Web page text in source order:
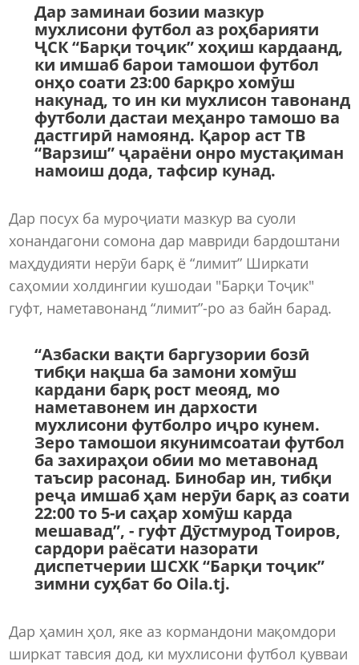
Дар заминаи бозии мазкур
мухлисони футбол аз роҳбарияти
ҶСК “Барқи тоҷик” хоҳиш кардаанд,
ки имшаб барои тамошои футбол
онҳо соати 23:00 барқро хомӯш
накунад, то ин ки мухлисон тавонанд
футболи дастаи меҳанро тамошо ва
дастгирӣ намоянд. Қарор аст ТВ
“Варзиш” ҷараёни онро мустақиман
намоиш дода, тафсир кунад.
Дар посух ба муроҷиати мазкур ва суоли
хонандагони сомона дар мавриди бардоштани
маҳдудияти нерӯи барқ ё “лимит” Ширкати
саҳомии холдингии кушодаи "Барқи Тоҷик"
гуфт, наметавонанд “лимит”-ро аз байн барад.
“Азбаски вақти баргузории бозӣ
тибқи нақша ба замони хомӯш
кардани барқ рост меояд, мо
наметавонем ин дархости
мухлисони футболро иҷро кунем.
Зеро тамошои якунимсоатаи футбол
ба захираҳои обии мо метавонад
таъсир расонад. Бинобар ин, тибқи
реҷа имшаб ҳам нерӯи барқ аз соати
22:00 то 5-и саҳар хомӯш карда
мешавад”, - гуфт Дӯстмурод Тоиров,
сардори раёсати назорати
диспетчерии ШСХК “Барқи тоҷик”
зимни суҳбат бо Oila.tj.
Дар ҳамин ҳол, яке аз кормандони мақомдори
ширкат тавсия дод, ки мухлисони футбол қувваи